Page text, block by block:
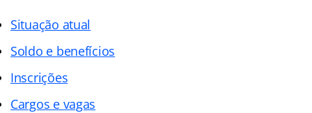
Situação atual
Soldo e benefícios
Inscrições
Cargos e vagas